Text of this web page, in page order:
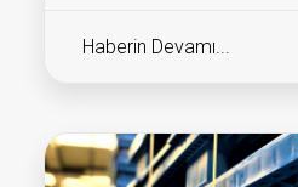
Haberin Devamı...